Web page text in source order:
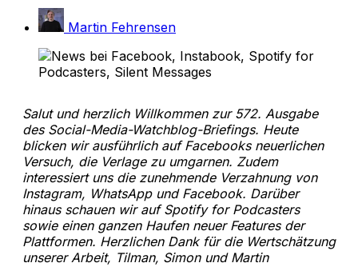
Martin Fehrensen
Salut und herzlich Willkommen zur 572. Ausgabe
des Social-Media-Watchblog-Briefings. Heute
blicken wir ausführlich auf Facebooks neuerlichen
Versuch, die Verlage zu umgarnen. Zudem
interessiert uns die zunehmende Verzahnung von
Instagram, WhatsApp und Facebook. Darüber
hinaus schauen wir auf Spotify for Podcasters
sowie einen ganzen Haufen neuer Features der
Plattformen. Herzlichen Dank für die Wertschätzung
unserer Arbeit, Tilman, Simon und Martin